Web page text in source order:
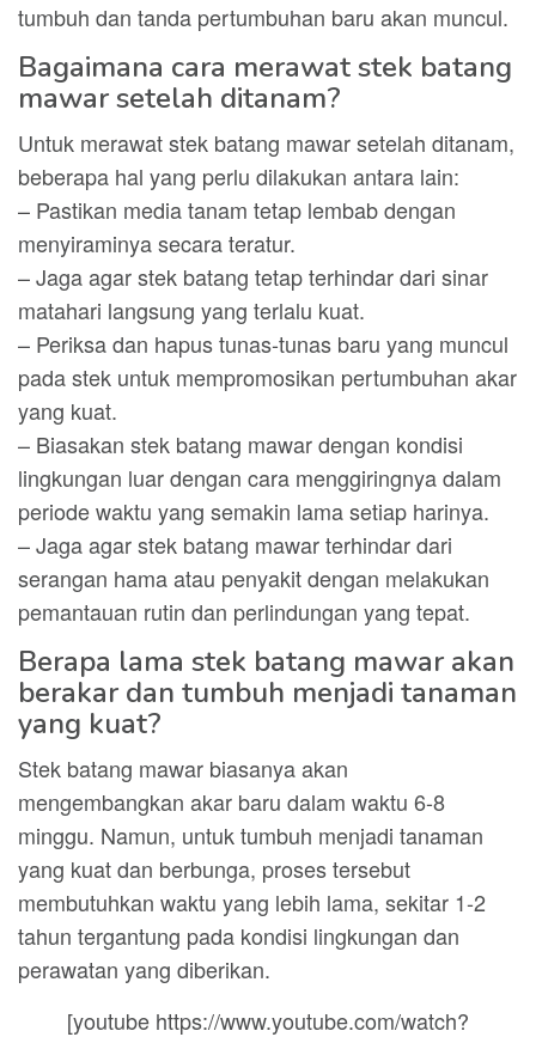
tumbuh dan tanda pertumbuhan baru akan muncul.
Bagaimana cara merawat stek batang
mawar setelah ditanam?
Untuk merawat stek batang mawar setelah ditanam,
beberapa hal yang perlu dilakukan antara lain:
– Pastikan media tanam tetap lembab dengan
menyiraminya secara teratur.
– Jaga agar stek batang tetap terhindar dari sinar
matahari langsung yang terlalu kuat.
– Periksa dan hapus tunas-tunas baru yang muncul
pada stek untuk mempromosikan pertumbuhan akar
yang kuat.
– Biasakan stek batang mawar dengan kondisi
lingkungan luar dengan cara menggiringnya dalam
periode waktu yang semakin lama setiap harinya.
– Jaga agar stek batang mawar terhindar dari
serangan hama atau penyakit dengan melakukan
pemantauan rutin dan perlindungan yang tepat.
Berapa lama stek batang mawar akan
berakar dan tumbuh menjadi tanaman
yang kuat?
Stek batang mawar biasanya akan
mengembangkan akar baru dalam waktu 6-8
minggu. Namun, untuk tumbuh menjadi tanaman
yang kuat dan berbunga, proses tersebut
membutuhkan waktu yang lebih lama, sekitar 1-2
tahun tergantung pada kondisi lingkungan dan
perawatan yang diberikan.
[youtube https://www.youtube.com/watch?